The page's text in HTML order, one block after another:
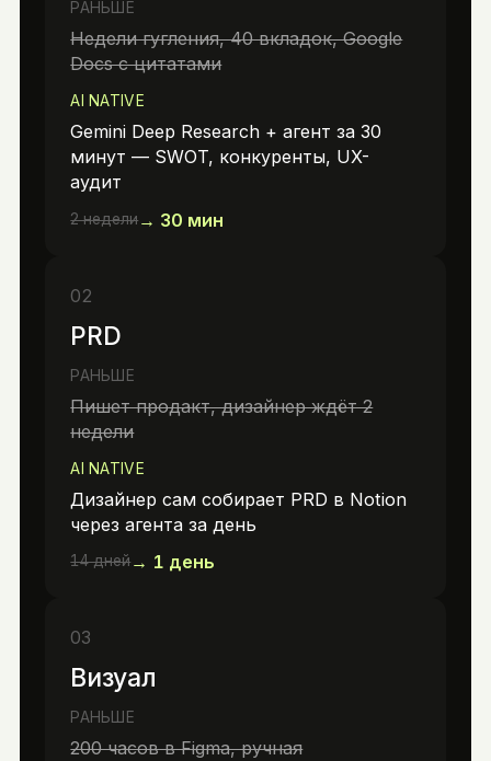
РАНЬШЕ
Недели гугления, 40 вкладок, Google
Docs с цитатами
AI NATIVE
Gemini Deep Research + агент за 30
минут — SWOT, конкуренты, UX-
аудит
2 недели→ 30 мин
02
PRD
РАНЬШЕ
Пишет продакт, дизайнер ждёт 2
недели
AI NATIVE
Дизайнер сам собирает PRD в Notion
через агента за день
14 дней→ 1 день
03
Визуал
РАНЬШЕ
200 часов в Figma, ручная